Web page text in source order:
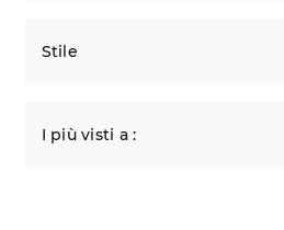
Stile
I più visti a :